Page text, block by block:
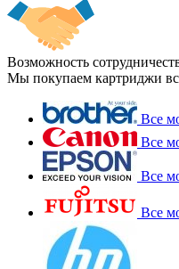
Возможность
Мы покупаем картриджи
Все
Все
Все
Все